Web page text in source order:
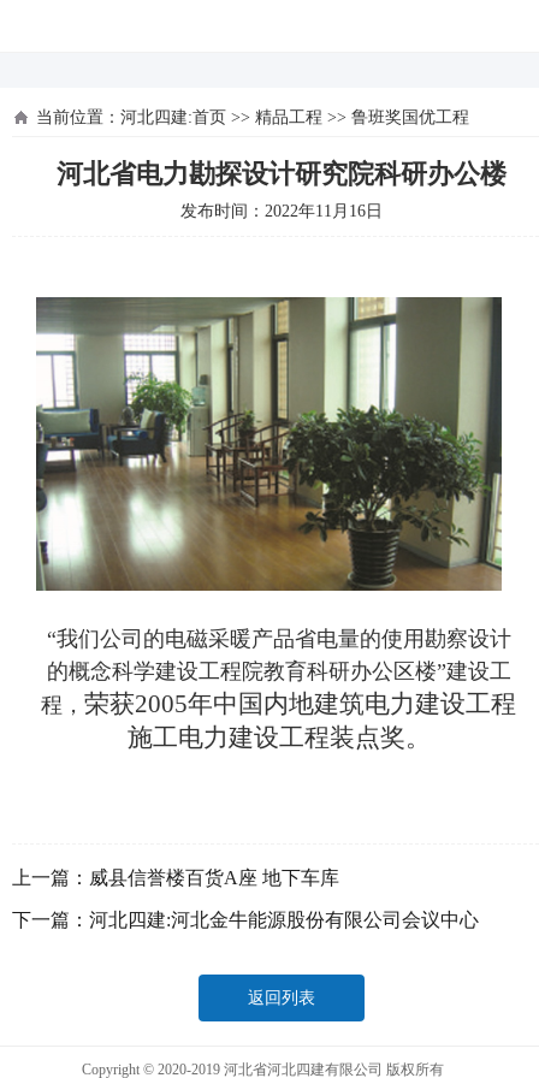
当前位置： 河北四建:首页 >> 精品工程 >> 鲁班奖国优工程
河北省电力勘探设计研究院科研办公楼
发布时间：2022年11月16日
“我们公司的电磁采暖产品省电量的使用勘察设计
的概念科学建设工程院教育科研办公区楼”建设工
程，荣获2005年中国内地建筑电力建设工程
施工电力建设工程装点奖。
上一篇： 威县信誉楼百货A座 地下车库
下一篇： 河北四建:河北金牛能源股份有限公司会议中心
返回列表
Copyright © 2020-2019 河北省河北四建有限公司 版权所有